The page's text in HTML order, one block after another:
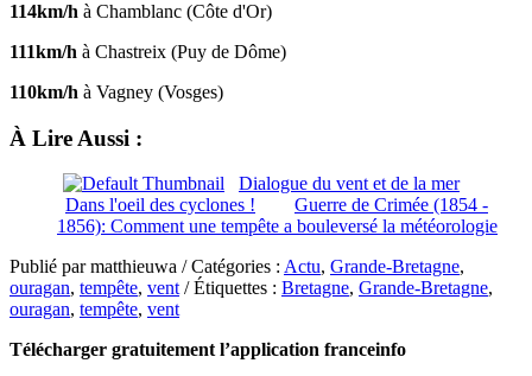
114km/h à Chamblanc (Côte d'Or)
111km/h à Chastreix (Puy de Dôme)
110km/h à Vagney (Vosges)
À Lire Aussi :
Dialogue du vent et de la mer
Dans l'oeil des cyclones !
Guerre de Crimée (1854 -
1856): Comment une tempête a bouleversé la météorologie
Publié par matthieuwa / Catégories : Actu, Grande-Bretagne,
ouragan, tempête, vent/ Étiquettes : Bretagne, Grande-Bretagne,
ouragan, tempête, vent
Télécharger gratuitement l’application franceinfo